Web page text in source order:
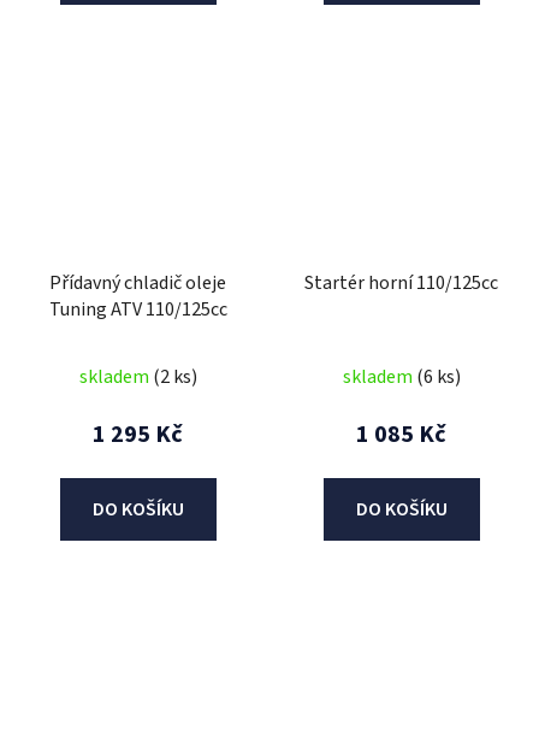
Přídavný chladič oleje
Tuning ATV 110/125cc
skladem (2 ks)
1 295 Kč
DO KOŠÍKU
Startér horní 110/125cc
skladem (6 ks)
1 085 Kč
DO KOŠÍKU